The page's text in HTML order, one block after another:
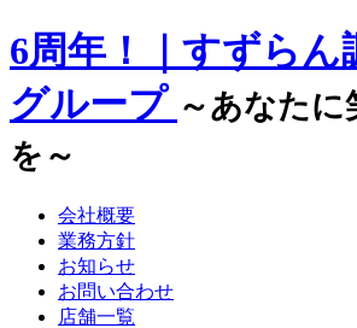
6周年！｜すずらん
グループ ～あなたに
を～
会社概要
業務方針
お知らせ
お問い合わせ
店舗一覧